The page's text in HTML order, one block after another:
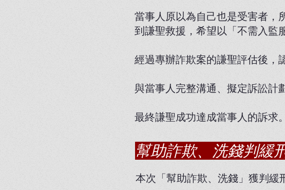
當事人原以為自己也是受害者，
到謙聖救援，希望以「不需入監
經過專辦詐欺案的謙聖評估後，
與當事人完整溝通、擬定訴訟計
最終謙聖成功達成當事人的訴求。
幫助詐欺、洗錢判緩
本次「幫助詐欺、洗錢」獲判緩